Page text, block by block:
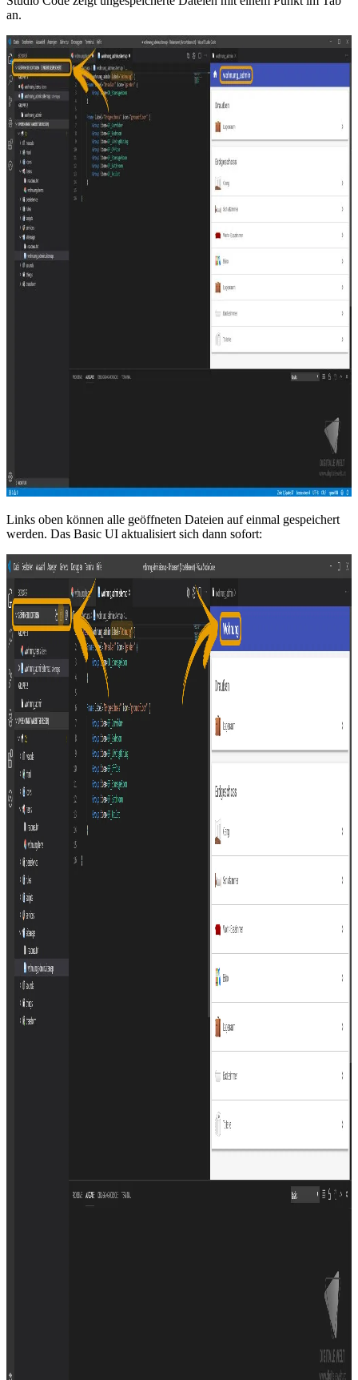
an.
Links oben können alle geöffneten Dateien auf einmal gespeichert
werden. Das Basic UI aktualisiert sich dann sofort: